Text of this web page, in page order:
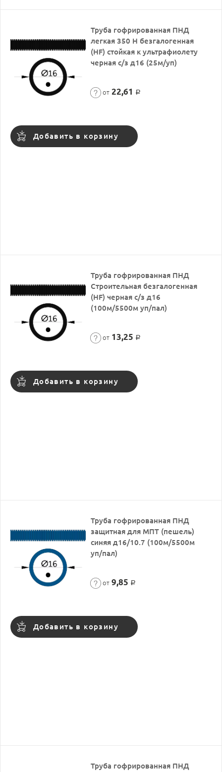
Труба гофрированная ПНД
легкая 350 Н безгалогенная
(HF) стойкая к ультрафиолету
черная с/з д16 (25м/уп)
от 22,61 Р
Добавить в корзину
Труба гофрированная ПНД
Строительная безгалогенная
(HF) черная с/з д16
(100м/5500м уп/пал)
от 13,25 Р
Добавить в корзину
Труба гофрированная ПНД
защитная для МПТ (пешель)
синяя д16/10.7 (100м/5500м
уп/пал)
от 9,85 Р
Добавить в корзину
Труба гофрированная ПНД